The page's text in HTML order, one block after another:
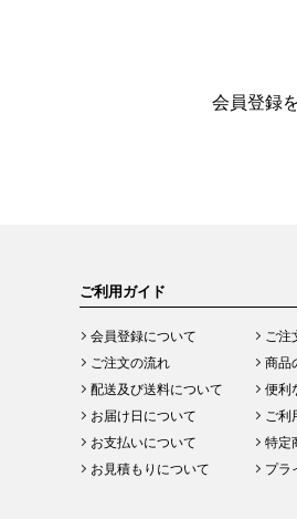
会員登録
ご利用ガイド
会員登録について
ご注文の流れ
配送及び送料について
お届け日について
お支払いについて
お見積もりについて
ご注
商品
便利
ご利
特定
プラ